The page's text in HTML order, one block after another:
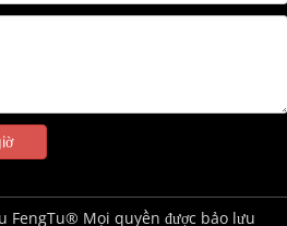
FengTu® Mọi quyền được bảo lưu